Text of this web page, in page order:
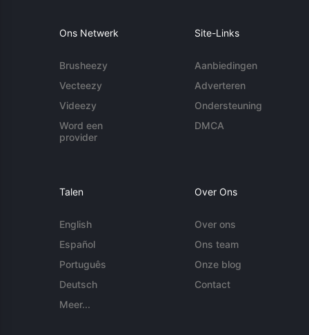
Ons Netwerk
Brusheezy
Vecteezy
Videezy
Word een
provider
Site-Links
Aanbiedingen
Adverteren
Ondersteuning
DMCA
Talen
English
Español
Português
Deutsch
Meer...
Over Ons
Over ons
Ons team
Onze blog
Contact